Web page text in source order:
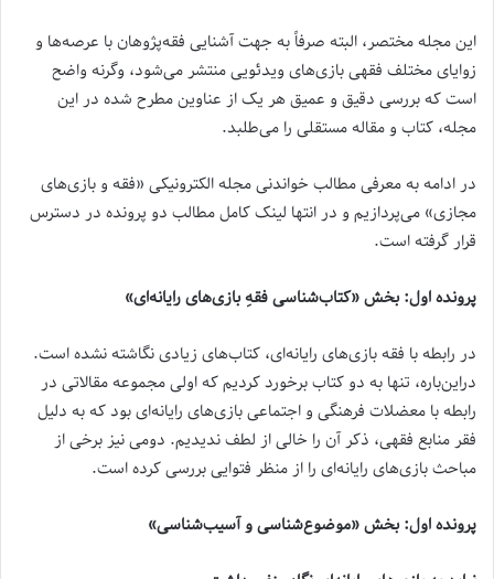
این مجله مختصر، البته صرفاً به جهت آشنایی فقه‌پژوهان با عرصه‌ها و
زوایای مختلف فقهی بازی‌های ویدئویی منتشر می‌شود، وگرنه واضح
است که بررسی دقیق و عمیق هر یک از عناوین مطرح شده در این
مجله، کتاب و مقاله مستقلی را می‌طلبد.
در ادامه به معرفی مطالب خواندنی مجله الکترونیکی «فقه و بازی‌های
مجازی» می‌پردازیم و در انتها لینک کامل مطالب دو پرونده در دسترس
قرار گرفته است.
پرونده اول: بخش «کتاب‌شناسی فقهِ بازی‌های رایانه‌ای»
در رابطه با فقه بازی‌های رایانه‌ای، کتاب‌های زیادی نگاشته نشده است.
دراین‌باره، تنها به دو کتاب برخورد کردیم که اولی مجموعه مقالاتی در
رابطه با معضلات فرهنگی و اجتماعی بازی‌های رایانه‌ای بود که به دلیل
فقر منابع فقهی، ذکر آن را خالی از لطف ندیدیم. دومی نیز برخی از
مباحث بازی‌های رایانه‌ای را از منظر فتوایی بررسی کرده است.
پرونده اول: بخش «موضوع‌شناسی و آسیب‌شناسی»